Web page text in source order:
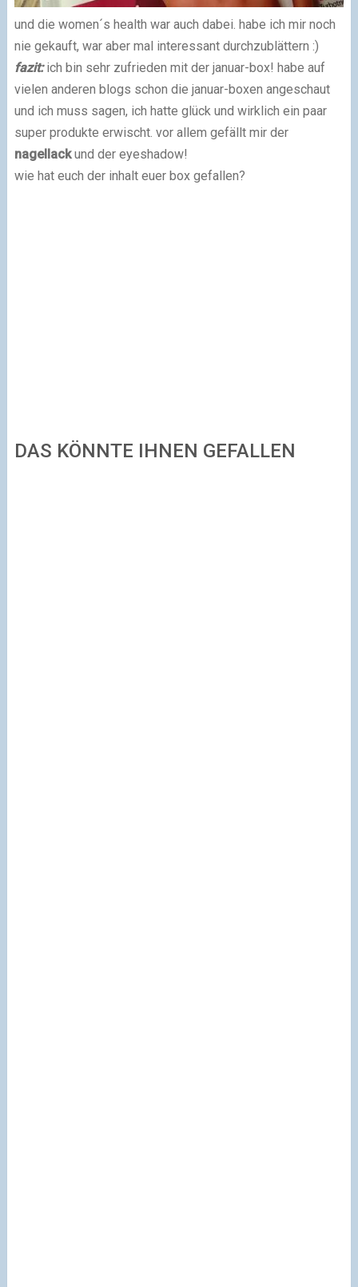
und die women´s health war auch dabei. habe ich mir noch
nie gekauft, war aber mal interessant durchzublättern :)
fazit:ich bin sehr zufrieden mit der januar-box! habe auf
vielen anderen blogs schon die januar-boxen angeschaut
und ich muss sagen, ich hatte glück und wirklich ein paar
super produkte erwischt. vor allem gefällt mir der
nagellackund der eyeshadow!
wie hat euch der inhalt euer box gefallen?
DAS KÖNNTE IHNEN GEFALLEN